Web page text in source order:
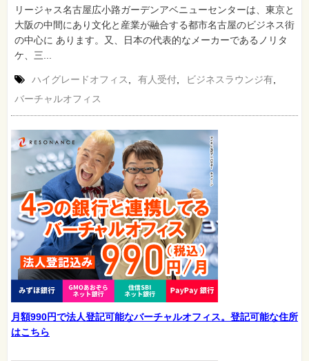
リージャス名古屋広小路ガーデンアベニューセンターは、東京と
大阪の中間にあり文化と産業が融合する都市名古屋のビジネス街
の中心に あります。又、日本の代表的なメーカーであるノリタ
ケ、三...
ハイグレードオフィス, 有人受付, ビジネスラウンジ有,
バーチャルオフィス
月額990円で法人登記可能なバーチャルオフィス。登記可能な住所
はこちら